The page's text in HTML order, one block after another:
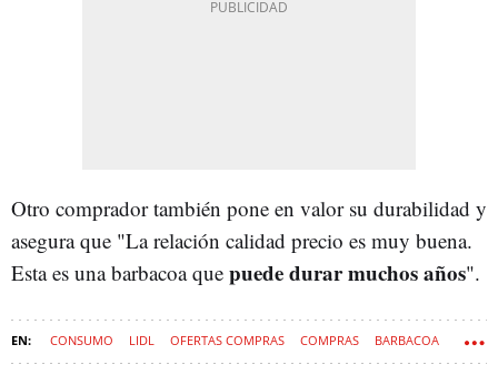
Otro comprador también pone en valor su durabilidad y
asegura que "La relación calidad precio es muy buena.
Esta es una barbacoa que puede durar muchos años".
CONSUMO LIDL OFERTAS COMPRAS COMPRAS BARBACOA